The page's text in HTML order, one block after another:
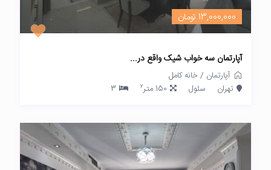
13,000,000 تومان
آپارتمان سه خواب شیک واقع در...
آپارتمان /خانه کامل
تهران
سئول 150 متر 2
3